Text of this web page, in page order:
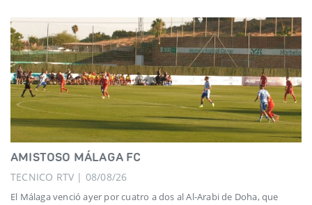
AMISTOSO MÁLAGA FC
TECNICO RTV | 08/08/26
El Málaga venció ayer por cuatro a dos al Al-Arabi de Doha, que